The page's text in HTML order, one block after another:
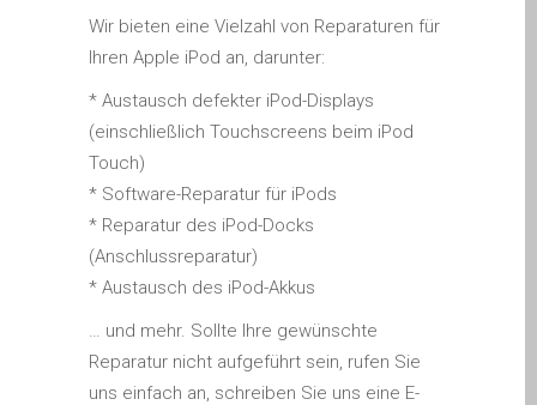
Kontaktieren Sie uns
Reparatur von Apple Mac
OS X und macOS in
Reparaturen für das Apple
Dunkler Bildschirm bei
MacBook, Pro, Air und Neo
Wir bieten eine Vielzahl von Reparaturen für
Ihren Apple iPod an, darunter:
* Austausch defekter iPod-Displays
(einschließlich Touchscreens beim iPod
Touch)
* Software-Reparatur für iPods
* Reparatur des iPod-Docks
(Anschlussreparatur)
* Austausch des iPod-Akkus
… und mehr. Sollte Ihre gewünschte
Reparatur nicht aufgeführt sein, rufen Sie
uns einfach an, schreiben Sie uns eine E-